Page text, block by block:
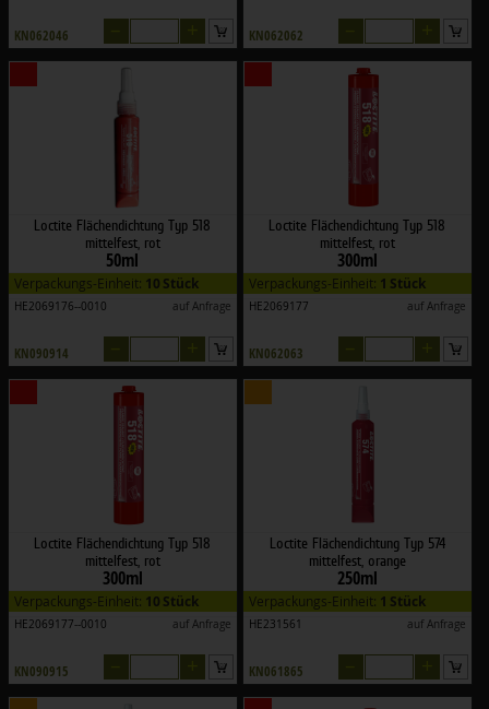
KN062046 KN062062
Loctite Flächendichtung Typ 518
mittelfest, rot
50ml
Verpackungs-Einheit: 10 Stück
HE2069176--0010 auf Anfrage
KN090914
Loctite Flächendichtung Typ 518
mittelfest, rot
300ml
Verpackungs-Einheit: 1 Stück
HE2069177 auf Anfrage
KN062063
Loctite Flächendichtung Typ 518
mittelfest, rot
300ml
Verpackungs-Einheit: 10 Stück
HE2069177--0010 auf Anfrage
KN090915
Loctite Flächendichtung Typ 574
mittelfest, orange
250ml
Verpackungs-Einheit: 1 Stück
HE231561 auf Anfrage
KN061865